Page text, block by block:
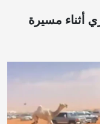
أثناء مسيرة